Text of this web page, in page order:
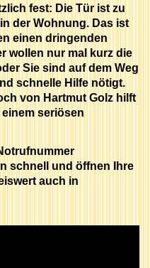
fest: Die Tür ist zu
der Wohnung. Das ist
einen dringenden
wollen nur mal kurz die
Sie sind auf dem Weg
schnelle Hilfe nötigt.
von Hartmut Golz hilft
seriösen
schnell und öffnen Ihre
auch in